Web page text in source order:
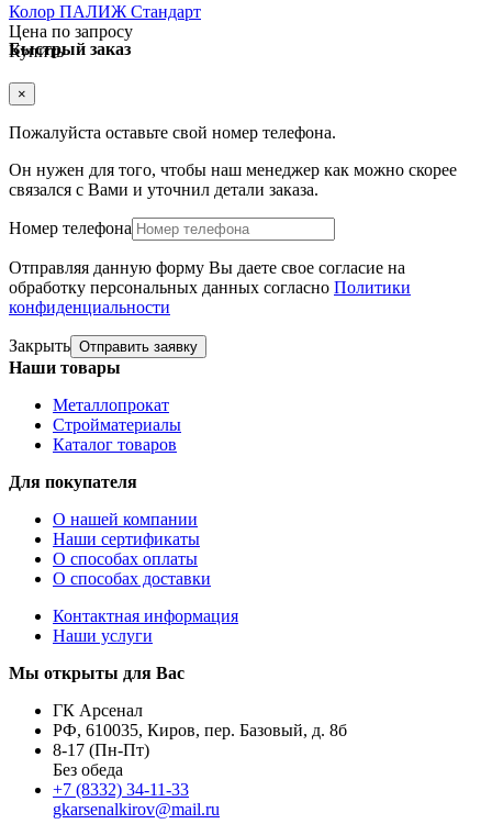
Колор ПАЛИЖ Стандарт
Цена по запросу
Купить
Быстрый заказ
×
Пожалуйста оставьте свой номер телефона.
Он нужен для того, чтобы наш менеджер как можно скорее
связался с Вами и уточнил детали заказа.
Номер телефона
Отправляя данную форму Вы даете свое согласие на
обработку персональных данных согласно Политики
конфиденциальности
Закрыть Отправить заявку
Наши товары
Металлопрокат
Стройматериалы
Каталог товаров
Для покупателя
О нашей компании
Наши сертификаты
О способах оплаты
О способах доставки
Контактная информация
Наши услуги
Мы открыты для Вас
ГК Арсенал
РФ, 610035, Киров, пер. Базовый, д. 8б
8-17 (Пн-Пт)
Без обеда
+7 (8332) 34-11-33
gkarsenalkirov@mail.ru